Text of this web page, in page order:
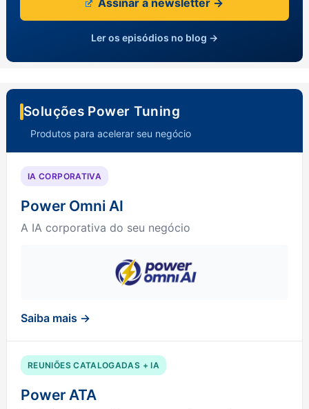
Assinar a newsletter →
Ler os episódios no blog →
Soluções Power Tuning
Produtos para acelerar seu negócio
IA CORPORATIVA
Power Omni AI
A IA corporativa do seu negócio
Saiba mais →
REUNIÕES CATALOGADAS + IA
Power ATA